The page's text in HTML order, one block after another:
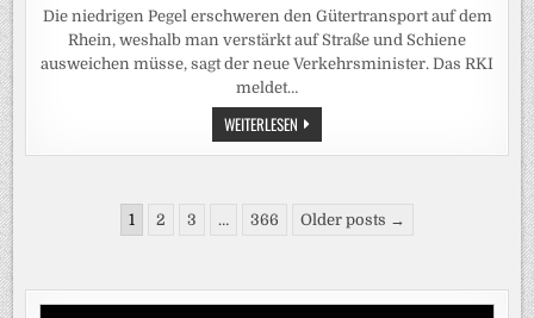
Die niedrigen Pegel erschweren den Gütertransport auf dem
Rhein, weshalb man verstärkt auf Straße und Schiene
ausweichen müsse, sagt der neue Verkehrsminister. Das RKI
meldet…
WEITERLESEN HITZEWELLE:
BILGER
PLANT
FAHRTEN
AN
Seitennummerierung
Beiträge
1 2 3 … 366 Older posts →